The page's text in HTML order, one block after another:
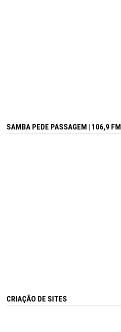
SAMBA PEDE PASSAGEM | 106,9 FM
CRIAÇÃO DE SITES